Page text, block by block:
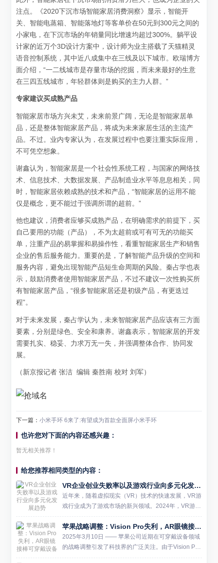
注点。《2020下沉市场智能家居消费洞察》显示，智能开
关、智能电蒸箱、智能落地灯等客单价在50元到300元之间的
小家电，在下沉市场的年销量同比增速均超过300%。躺平设
计家的近万个3D设计方案中，设计师为业主搭载了天猫精灵
语音控制系统，其中近八成集中在三线及以下城市。欧瑞博方
面介绍，“一二线城市是存量市场的挖掘，而未来最好的生意
在三四五线城市，年轻群体则是购买的主力人群。”
专家建议买成熟产品
智能家居市场方兴未艾，未来前景广阔，无论是智能家居单
品，还是整体智能家居产品，将成为未来家居生活的主流产
品。不过。业内专家认为，在发展过程中也要注重实际应用，
不可凭空想象。
谢鑫认为，智能家居是一个社会性系统工程，与国家的网络技
术、信息技术、大数据发展、产品制造业水平等息息相关，同
时，智能家居依赖成熟的技术和产品，“智能家居的运用不能
仅是概念，更不能过于强调所谓的超前。”
他也建议，消费者应够买成熟产品，在明确需求的前提下，买
自己要用的功能（产品），不为太超前或可有可无的功能买
单，注重产品的易掌握和易操作性，看重智能家居生产和销售
企业的售后服务能力。重要的是，了解智能产品升级的空间和
服务内容，避免出现智能产品短生命周期的风险。秦占学也表
示，鼓励消费者使用智能家居产品，不过不建议一次性购买所
有智能家居产品，“很多智能家居还是初级产品，有更迭过
程”。
对于未来发展，秦占学认为，未来智能家居产品应该有三方面
要素，分别是绿色、安全和康养。谢鑫表示，智能家居的开发
需要扎实、稳妥、力求万无一失，并强调整体合作、协同发
展。
（新京报记者 张洁 编辑 秦胜南 校对 刘军）
下一篇：小米手环 6来了:有望成为首款全面屏小米手环
也许您对下面的内容还感兴趣：
暂无相关推荐！
给您推荐相同类型的内容：
VR企业创业失败率以及游戏行业向多元化发展趋势
近年来，随着虚拟现实（VR）技术的快速发展，VR游
戏行业成为了游戏市场的新兴领域。2024年，VR游戏
行业通过先进的VR技术为玩家提供了沉浸式的游戏体
验，引领了游戏娱乐的新潮流。这个行业不仅涵盖了
硬件制造...
苹果战略调整：Vision Pro失利，AR眼镜接棒可穿戴设备新战场
2025年3月10日 —— 苹果公司近期在可穿戴设备领域
的战略调整引发了科技界的广泛关注。由于Vision Pro
头显在商业市场上的表现未达预期，苹果正将重心转